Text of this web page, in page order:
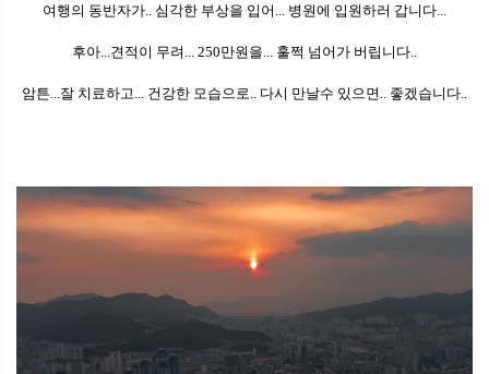
여행의 동반자가.. 심각한 부상을 입어... 병원에 입원하러 갑니다...
후아...견적이 무려... 250만원을... 훌쩍 넘어가 버립니다..
암튼...잘 치료하고... 건강한 모습으로.. 다시 만날수 있으면.. 좋겠습니다..